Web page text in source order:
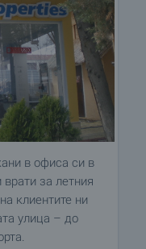
в офиса си в
за летния
клиентите ни
улица – до